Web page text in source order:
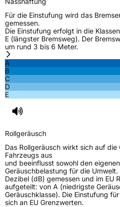
Für die Einstufung wird das
gemessen.
Die Einstufung erfolgt in die
E (längster Bremsweg). Der
um rund 3 bis 6 Meter.
A
B
C
D
E
Rollgeräusch
Das Rollgeräusch wirkt sich auf
Fahrzeugs aus
und beeinflusst sowohl den
Geräuschbelastung für die
Dezibel (dB) gemessen und im EU
aufgeteilt: von A (niedrigste
Geräuschklasse). Die Einstufung
sich an EU Grenzwerten.